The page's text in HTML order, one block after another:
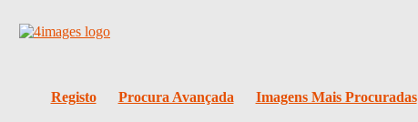
Registo Procura Avançada Imagens Mais Procuradas